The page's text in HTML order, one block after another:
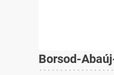
Borsod-